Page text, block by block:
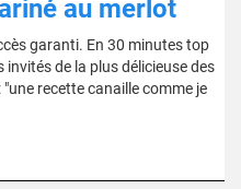
au merlot
garanti. En 30 minutes top
de la plus délicieuse des
recette canaille comme je